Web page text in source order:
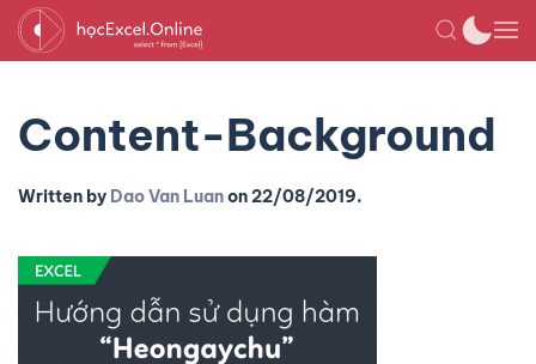
Content-Background
Written by Dao Van Luanon22/08/2019.